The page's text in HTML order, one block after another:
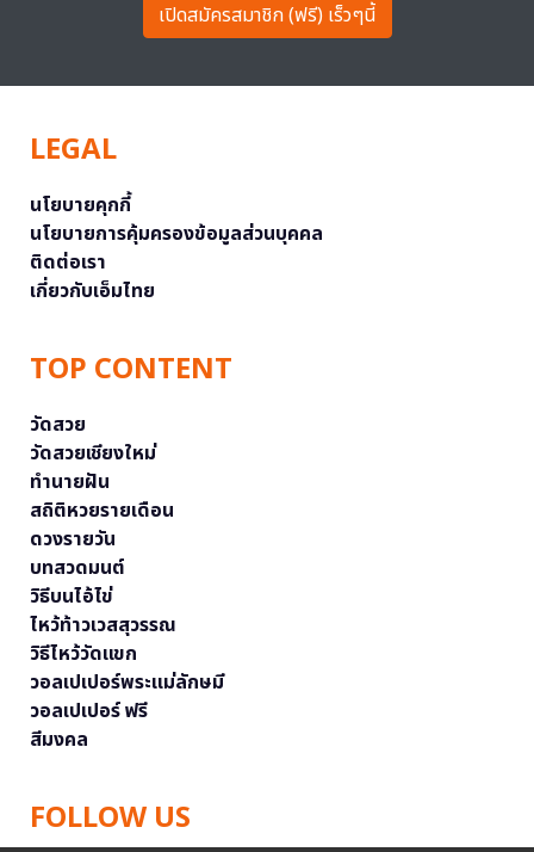
เปิดสมัครสมาชิก (ฟรี) เร็วๆนี้
LEGAL
นโยบายคุกกี้
นโยบายการคุ้มครองข้อมูลส่วนบุคคล
ติดต่อเรา
เกี่ยวกับเอ็มไทย
TOP CONTENT
วัดสวย
วัดสวยเชียงใหม่
ทำนายฝัน
สถิติหวยรายเดือน
ดวงรายวัน
บทสวดมนต์
วิธีบนไอ้ไข่
ไหว้ท้าวเวสสุวรรณ
วิธีไหว้วัดแขก
วอลเปเปอร์พระแม่ลักษมี
วอลเปเปอร์ ฟรี
สีมงคล
FOLLOW US